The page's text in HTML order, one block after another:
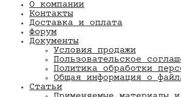
О компании
Контакты
Доставка и оплата
Форум
Документы
Условия продажи
Пользовательское
Политика обработки
Общая информация о
Статьи